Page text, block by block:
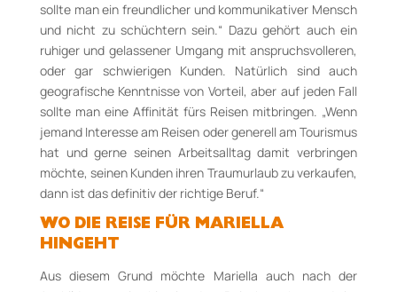
sollte man ein freundlicher und kommunikativer Mensch
und nicht zu schüchtern sein.“ Dazu gehört auch ein
ruhiger und gelassener Umgang mit anspruchsvolleren,
oder gar schwierigen Kunden. Natürlich sind auch
geografische Kenntnisse von Vorteil, aber auf jeden Fall
sollte man eine Affinität fürs Reisen mitbringen. „Wenn
jemand Interesse am Reisen oder generell am Tourismus
hat und gerne seinen Arbeitsalltag damit verbringen
möchte, seinen Kunden ihren Traumurlaub zu verkaufen,
dann ist das definitiv der richtige Beruf.“
WO DIE REISE FÜR MARIELLA
HINGEHT
Aus diesem Grund möchte Mariella auch nach der